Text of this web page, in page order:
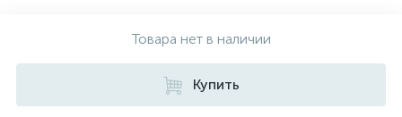
Товара нет в наличии
Купить